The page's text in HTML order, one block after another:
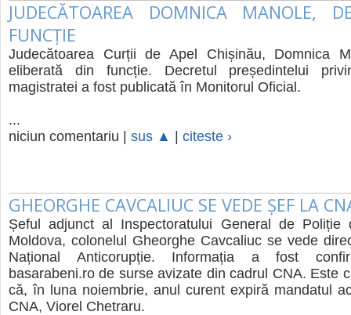
JUDECĂTOAREA DOMNICA MANOLE,
FUNCȚIE
Judecătoarea Curții de Apel Chișinău, Domnica
eliberată din funcție. Decretul președintelui
magistratei a fost publicată în Monitorul Oficial.
...
niciun comentariu | sus ▲ citeste ›
GHEORGHE CAVCALIUC SE VEDE ȘEF LA
Șeful adjunct al Inspectoratului General de Poliție
Moldova, colonelul Gheorghe Cavcaliuc se vede
Național Anticorupție. Informația a fost
basarabeni.ro de surse avizate din cadrul CNA. Este
că, în luna noiembrie, anul curent expiră mandatul
CNA, Viorel Chetraru.